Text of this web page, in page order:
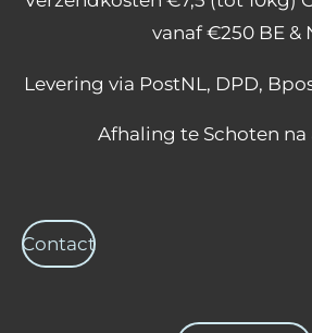
b
o
k
a
g
a
m
s
A
vanaf €250 BE &
Levering via PostNL, DPD,
Afhaling te Schoten na
Contact